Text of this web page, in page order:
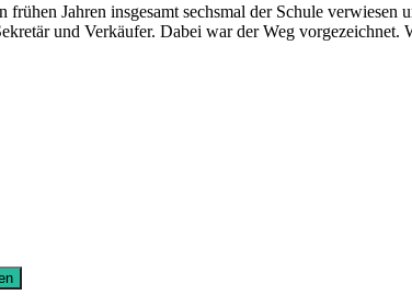
frühen Jahren insgesamt sechsmal der Schule
und Verkäufer. Dabei war der Weg